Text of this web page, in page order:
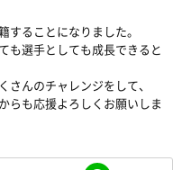
することになりました。
も選手としても成長できると
んのチャレンジをして、
らも応援よろしくお願いしま